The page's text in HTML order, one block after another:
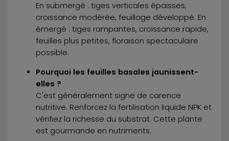
En submergé : tiges verticales épaisses,
croissance modérée, feuillage développé. En
émergé : tiges rampantes, croissance rapide,
feuilles plus petites, floraison spectaculaire
possible.
Pourquoi les feuilles basales jaunissent-
elles ?
C'est généralement signe de carence
nutritive. Renforcez la fertilisation liquide NPK et
vérifiez la richesse du substrat. Cette plante
est gourmande en nutriments.